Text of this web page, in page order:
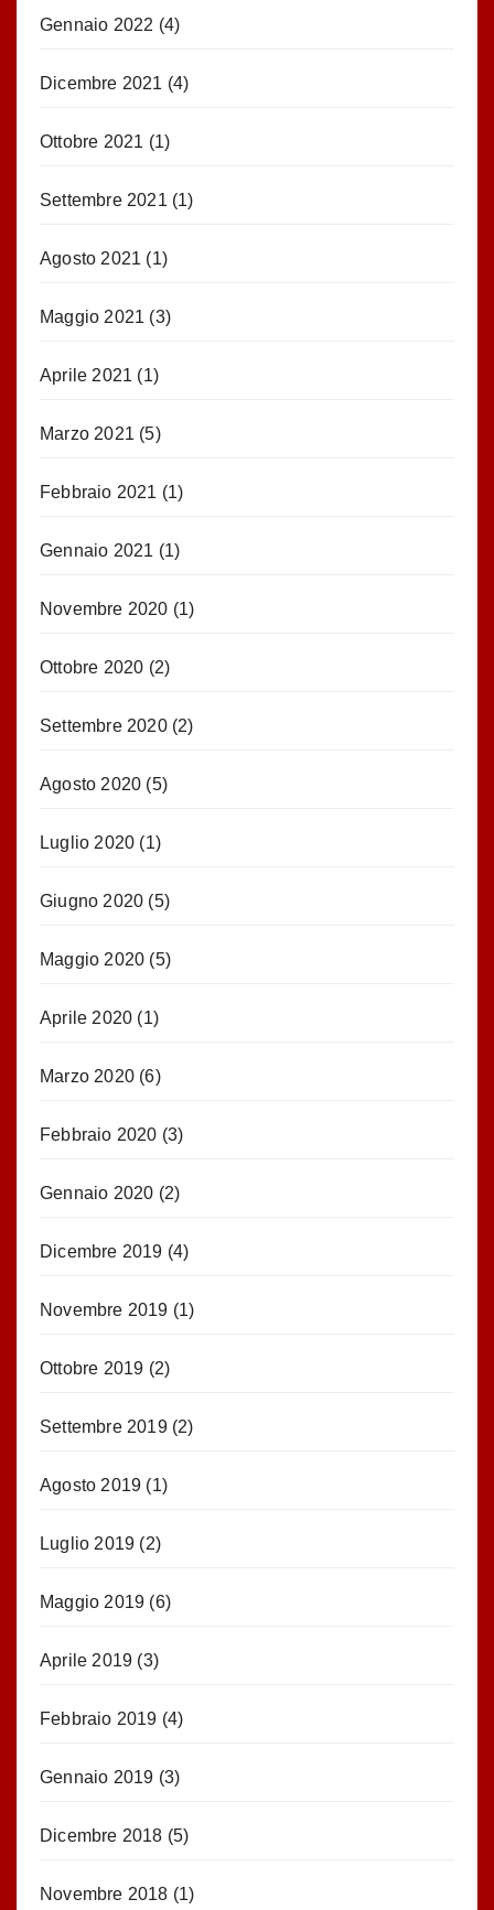
Gennaio 2022 (4)
Dicembre 2021 (4)
Ottobre 2021 (1)
Settembre 2021 (1)
Agosto 2021 (1)
Maggio 2021 (3)
Aprile 2021 (1)
Marzo 2021 (5)
Febbraio 2021 (1)
Gennaio 2021 (1)
Novembre 2020 (1)
Ottobre 2020 (2)
Settembre 2020(2)
Agosto 2020 (5)
Luglio 2020 (1)
Giugno 2020 (5)
Maggio 2020 (5)
Aprile 2020 (1)
Marzo 2020 (6)
Febbraio 2020 (3)
Gennaio 2020 (2)
Dicembre 2019 (4)
Novembre 2019 (1)
Ottobre 2019 (2)
Settembre 2019(2)
Agosto 2019 (1)
Luglio 2019 (2)
Maggio 2019 (6)
Aprile 2019 (3)
Febbraio 2019 (4)
Gennaio 2019 (3)
Dicembre 2018 (5)
Novembre 2018 (1)